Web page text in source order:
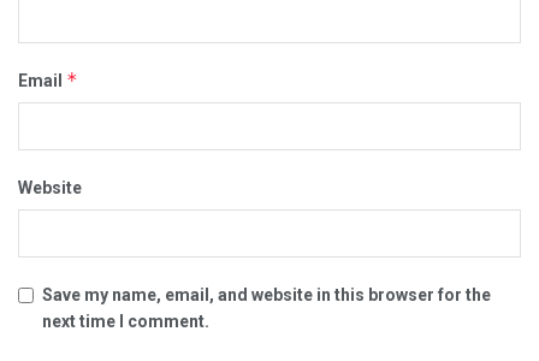
Email *
Website
Save my name, email, and website in this browser for the
next time I comment.